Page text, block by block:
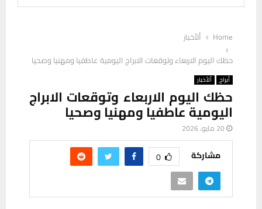
Home
ألأخبار
حظك اليوم الاربعاء وتوقعات الابراج اليومية عاطفيا ومهنيا وصحيا
أبراج ألأخبار
حظك اليوم الاربعاء وتوقعات الابراج
اليومية عاطفيا ومهنيا وصحيا
20 مايو، 2026
مشاركة 0